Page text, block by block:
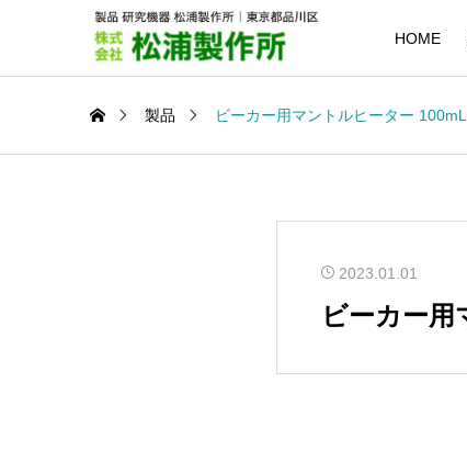
HOME
製品 ビーカー用マントルヒーター
2023.01.01
ビーカー